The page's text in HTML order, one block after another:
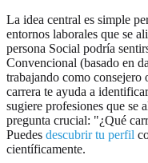
La idea central es simple
entornos laborales que se
persona Social podría
Convencional (basado en
trabajando como consejero
carrera te ayuda a
sugiere profesiones que se
pregunta crucial: "¿Qué
Puedes descubrir tu perfil
científicamente.